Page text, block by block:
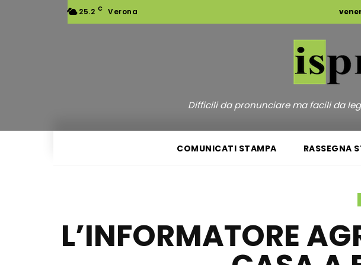
25.2 C Verona
Difficili da pronunciare ma facili da
COMUNICATI STAMPA RASSEGNA
L’INFORMATORE